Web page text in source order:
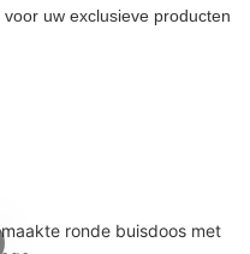
uw exclusieve producten